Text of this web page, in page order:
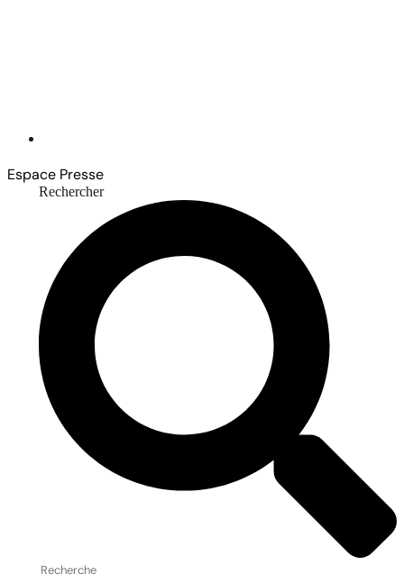
Espace Presse
Rechercher